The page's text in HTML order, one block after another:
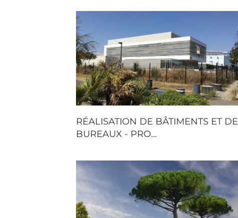
RÉALISATION DE BÂTIMENTS ET DE
BUREAUX - PRO…